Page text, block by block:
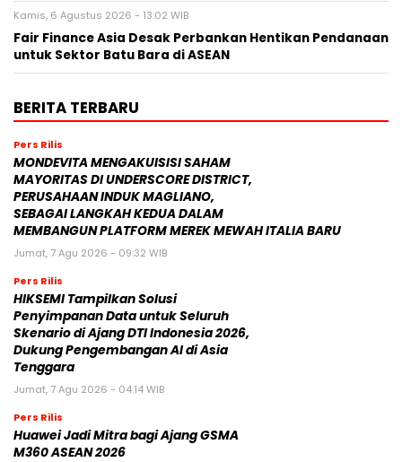
Kamis, 6 Agustus 2026 - 13:02 WIB
Fair Finance Asia Desak Perbankan Hentikan Pendanaan
untuk Sektor Batu Bara di ASEAN
BERITA TERBARU
Pers Rilis
MONDEVITA MENGAKUISISI SAHAM
MAYORITAS DI UNDERSCORE DISTRICT,
PERUSAHAAN INDUK MAGLIANO,
SEBAGAI LANGKAH KEDUA DALAM
MEMBANGUN PLATFORM MEREK MEWAH ITALIA BARU
Jumat, 7 Agu 2026 - 09:32 WIB
Pers Rilis
HIKSEMI Tampilkan Solusi
Penyimpanan Data untuk Seluruh
Skenario di Ajang DTI Indonesia 2026,
Dukung Pengembangan AI di Asia
Tenggara
Jumat, 7 Agu 2026 - 04:14 WIB
Pers Rilis
Huawei Jadi Mitra bagi Ajang GSMA
M360 ASEAN 2026